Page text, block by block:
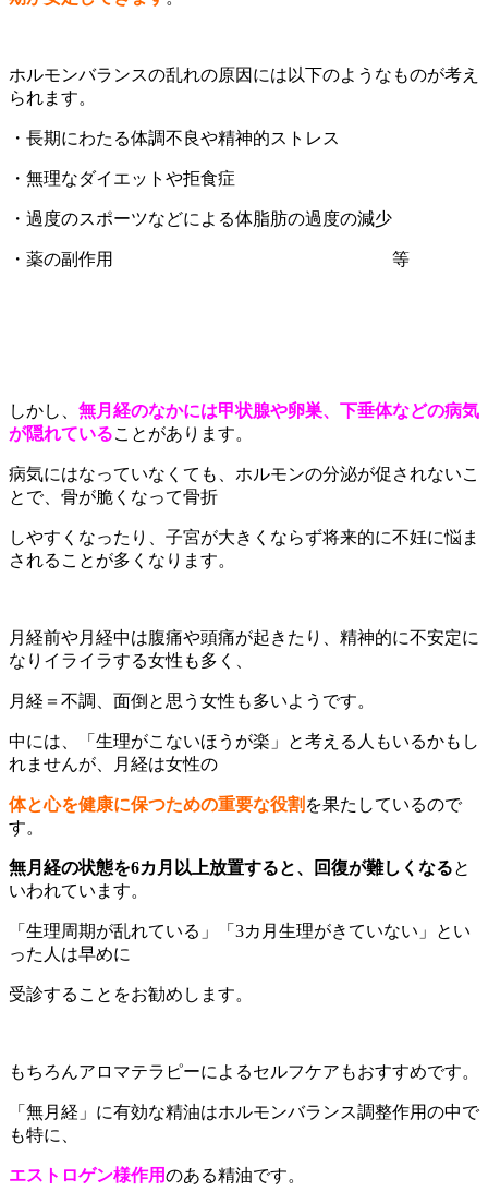
ホルモンバランスの乱れの原因には以下のようなものが考え
られます。
・長期にわたる体調不良や精神的ストレス
・無理なダイエットや拒食症
・過度のスポーツなどによる体脂肪の過度の減少
・薬の副作用 等
しかし、 無月経のなかには甲状腺や卵巣、下垂体などの病気
が隠れていることがあります。
病気にはなっていなくても、ホルモンの分泌が促されないこ
とで、骨が脆くなって骨折
しやすくなったり、子宮が大きくならず将来的に不妊に悩ま
されることが多くなります。
月経前や月経中は腹痛や頭痛が起きたり、精神的に不安定に
なりイライラする女性も多く、
月経＝不調、面倒と思う女性も多いようです。
中には、「生理がこないほうが楽」と考える人もいるかもし
れませんが、月経は女性の
体と心を健康に保つための重要な役割 を果たしているので
す。
無月経の状態を6カ月以上放置すると、回復が難しくなると
いわれています。
「生理周期が乱れている」「3カ月生理がきていない」とい
った人は早めに
受診することをお勧めします。
もちろんアロマテラピーによるセルフケアもおすすめです。
「無月経」に有効な精油はホルモンバランス調整作用の中で
も特に、
エストロゲン様作用のある精油です。